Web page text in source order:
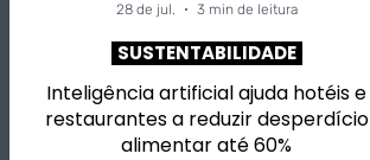
Inteligência artificial ajuda hotéis e
restaurantes a reduzir desperdício
alimentar até 60%
SUSTENTABILIDADE
28 de jul. 3 min de leitura